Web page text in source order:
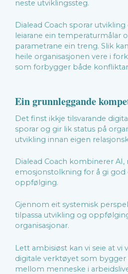
neste utviklingssteg.
Dialead Coach sporar
leiarane ein temperaturmålar
parametrane ein treng. Slik
heile organisasjonen vere i
som forbygger både
Ein grunnleggande
Det finst ikkje tilsvarande
sporar og gir lik status på
utvikling innan eigen
Dialead Coach kombinerer
emosjonstolkning for å gi god
oppfølging.
Gjennom eit systemisk
tilpassa utvikling og
organisasjonar.
Lett ambisiøst kan vi seie at vi
digitale verktøyet som bygger
mellom menneske i